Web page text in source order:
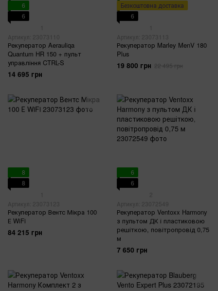
6
6
1
Артикул: 23073110
Рекуператор Aerauliqa
Quantum HR 150 + пульт
управління CTRL-S
14 695 грн
Безкоштовна доставка
6
1
Артикул: 23073113
Рекуператор Marley MenV 180
Plus
19 800 грн 22 495 грн
8
8
1
Артикул: 23073123
Рекуператор Вентс Мікра 100
Е WiFi
84 215 грн
6
6
2
Артикул: 23072549
Рекуператор Ventoxx Harmony
з пультом ДК і пластиковою
решіткою, повітропровід 0,75
м
7 650 грн